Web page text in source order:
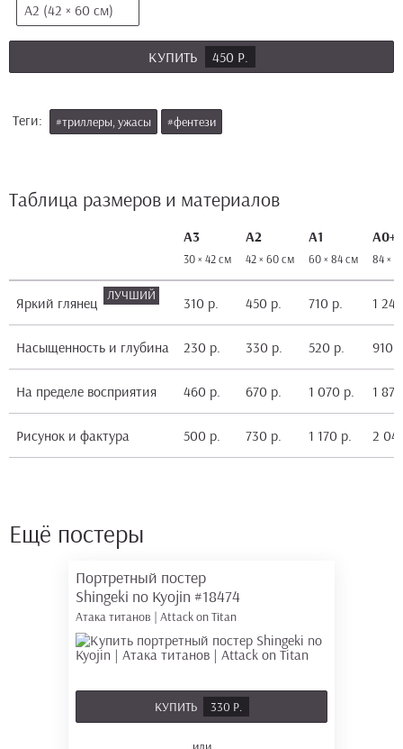
А2 (42 × 60 см)
КУПИТЬ 450 Р.
Теги: #триллеры, ужасы #фентези
Таблица размеров и материалов
А3
30 × 42 см
А2
42 × 60 см
А1
60 × 84 см
А0+
84 ×
Яркий глянец 310 р. 450 р. 710 р. 1
Насыщенность и глубина 230 р. 330 р. 520 р. 910
На пределе восприятия 460 р. 670 р. 1 070 р. 1
Рисунок и фактура 500 р. 730 р. 1 170 р. 2
Ещё постеры
Портретный постер
Shingeki no Kyojin #18474
Атака титанов | Attack on Titan
КУПИТЬ 330 Р.